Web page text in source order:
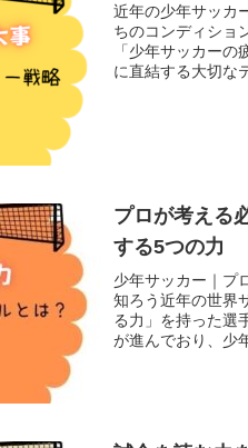
近年の少年サッカ
ちのコンディショ
「少年サッカー
に直結する大切な
プロが考える
する5つの力
少年サッカー｜プ
知ろう近年の世界
る力」を持った選
が進んでおり、少